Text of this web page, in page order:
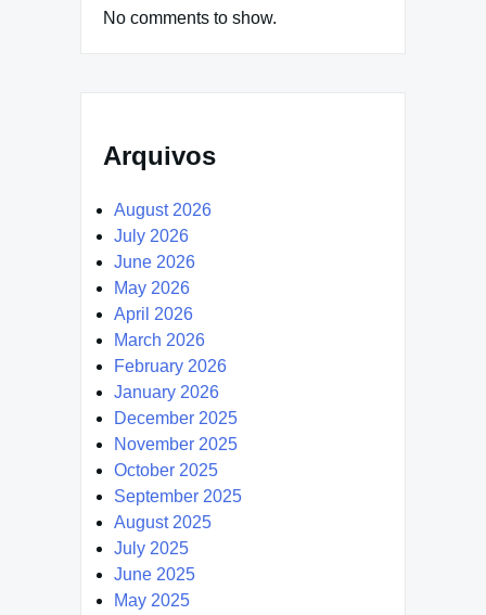
No comments to show.
Arquivos
August 2026
July 2026
June 2026
May 2026
April 2026
March 2026
February 2026
January 2026
December 2025
November 2025
October 2025
September 2025
August 2025
July 2025
June 2025
May 2025